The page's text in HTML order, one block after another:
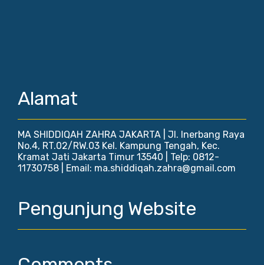
Alamat
MA SHIDDIQAH ZAHRA JAKARTA | Jl. Inerbang Raya
No.4, RT.02/RW.03 Kel. Kampung Tengah, Kec.
Kramat Jati Jakarta Timur 13540 | Telp: 0812-
11730758 | Email: ma.shiddiqah.zahra@gmail.com
Pengunjung Website